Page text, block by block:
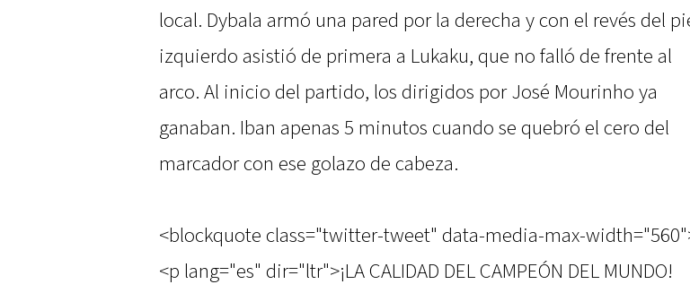
local. Dybala armó una pared por la derecha y con el revés del
izquierdo asistió de primera a Lukaku, que no falló de frente al
arco. Al inicio del partido, los dirigidos por José Mourinho ya
ganaban. Iban apenas 5 minutos cuando se quebró el cero del
marcador con ese golazo de cabeza.
<blockquote class="twitter-tweet" data-media-max-
<p lang="es" dir="ltr">¡LA CALIDAD DEL CAMPEÓN DEL MUNDO!